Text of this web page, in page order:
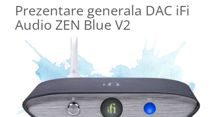
Prezentare generala DAC iFi
Audio ZEN Blue V2